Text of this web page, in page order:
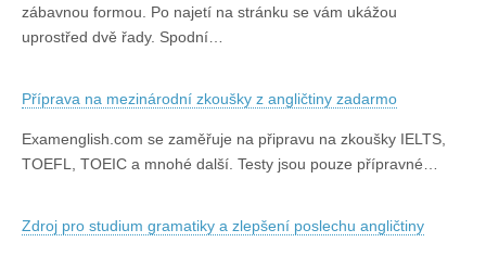
zábavnou formou. Po najetí na stránku se vám ukážou
uprostřed dvě řady. Spodní…
Příprava na mezinárodní zkoušky z angličtiny zadarmo
Examenglish.com se zaměřuje na připravu na zkoušky IELTS,
TOEFL, TOEIC a mnohé další. Testy jsou pouze přípravné…
Zdroj pro studium gramatiky a zlepšení poslechu angličtiny